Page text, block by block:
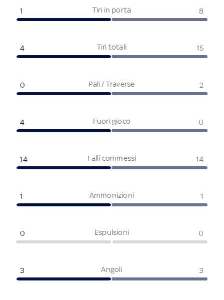
Tiri in porta
1 8
Tiri totali
4 15
Pali / Traverse
0 2
Fuori gioco
4 0
Falli commessi
14 14
Ammonizioni
1 1
Espulsioni
0 0
Angoli
3 3